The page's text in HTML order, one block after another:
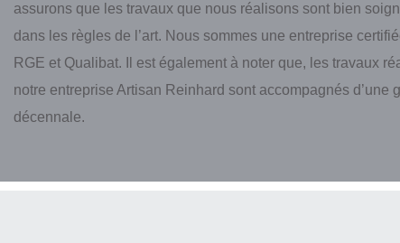
assurons que les travaux que nous réalisons sont bien
dans les règles de l’art. Nous sommes une entreprise
RGE et Qualibat. Il est également à noter que, les travaux
notre entreprise Artisan Reinhard sont accompagnés d’une
décennale.